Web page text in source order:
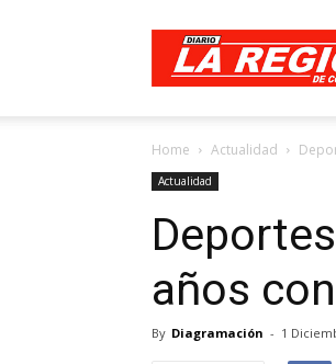
Diario
Región
Home Actualidad
Actualidad
años
By Diagramación - 1